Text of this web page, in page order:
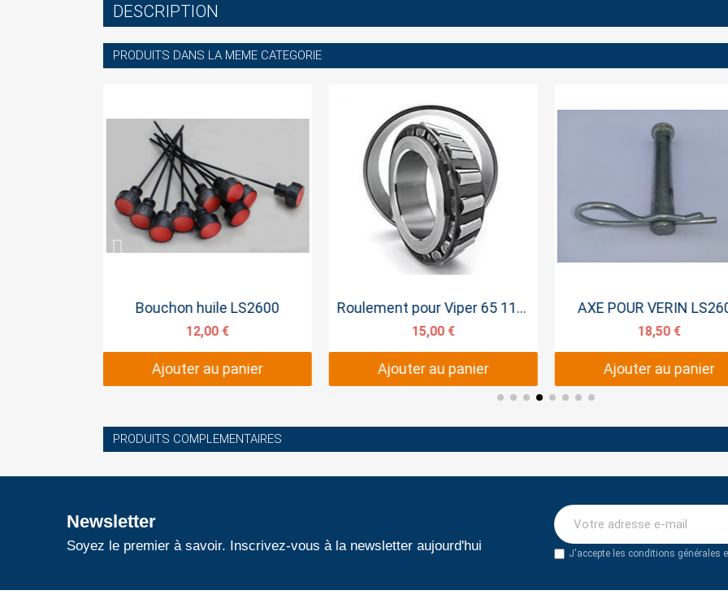
DESCRIPTION
PRODUITS DANS LA MEME CATEGORIE
Aperçu rapide
Bouchon huile LS2600
12,00 €
Ajouter au panier
Aperçu rapide Roulement pour Viper 65 110 LS2600
15,00 €
Ajouter au panier
Aperçu rapide
AXE POUR VERIN
18,50 €
Ajouter au panier
PRODUITS COMPLEMENTAIRES
Newsletter
Soyez le premier à savoir. Inscrivez-vous à la newsletter aujourd'hui
J'accepte les conditions générales